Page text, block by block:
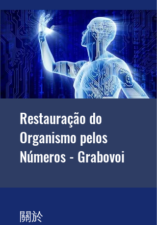
Restauração do
Organismo pelos
Números - Grabovoi
關於